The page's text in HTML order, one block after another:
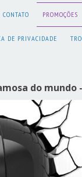
CONTATO PROMOÇÕES
DE PRIVACIDADE
do mundo